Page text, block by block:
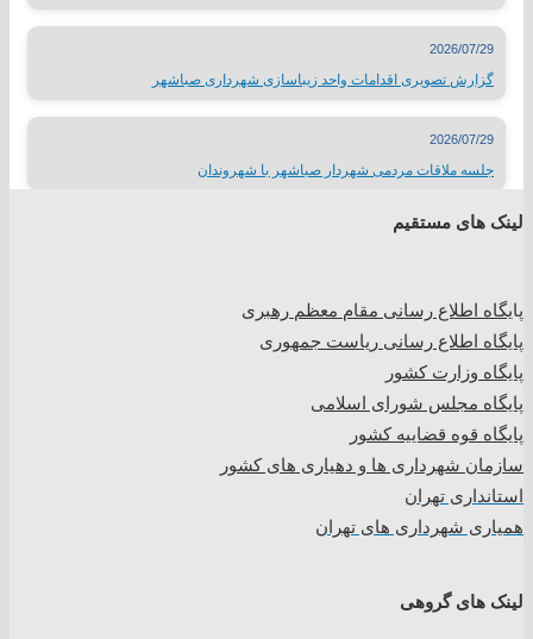
2026/07/29
گزارش تصویری اقدامات واحد زیباسازی شهرداری صباشهر
2026/07/29
جلسه ملاقات مردمی شهردار صباشهر با شهروندان
لینک های مستقیم
پایگاه اطلاع رسانی مقام معظم رهبری
پایگاه اطلاع رسانی ریاست جمهوری
پایگاه وزارت کشور
پایگاه مجلس شورای اسلامی
پایگاه قوه قضاییه کشور
سازمان شهرداری ها و دهیاری های کشور
استانداری تهران
همیاری شهرداری های تهران
لینک های گروهی